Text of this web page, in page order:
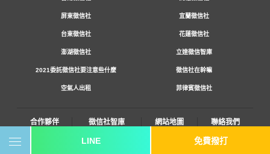
LINE 免費撥打
屏東徵信社 宜蘭徵信社
台東徵信社 花蓮徵信社
澎湖徵信社 立達徵信智庫
2021委託徵信社要注意些什麼 徵信社在幹嘛
空氣人出租 菲律賓徵信社
合作夥伴 徵信社智庫 網站地圖 聯絡我們